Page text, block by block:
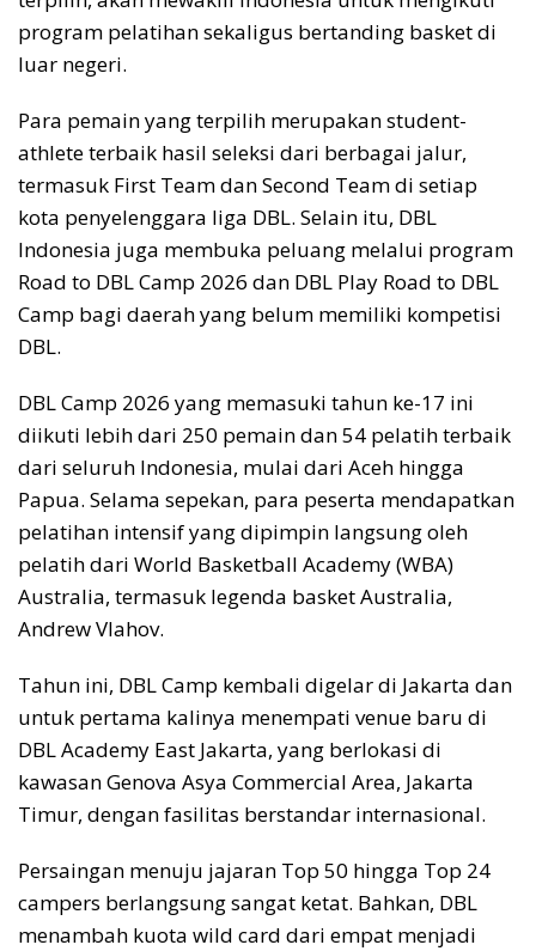
program pelatihan sekaligus bertanding basket di
luar negeri.
Para pemain yang terpilih merupakan student-
athlete terbaik hasil seleksi dari berbagai jalur,
termasuk First Team dan Second Team di setiap
kota penyelenggara liga DBL. Selain itu, DBL
Indonesia juga membuka peluang melalui program
Road to DBL Camp 2026 dan DBL Play Road to DBL
Camp bagi daerah yang belum memiliki kompetisi
DBL.
DBL Camp 2026 yang memasuki tahun ke-17 ini
diikuti lebih dari 250 pemain dan 54 pelatih terbaik
dari seluruh Indonesia, mulai dari Aceh hingga
Papua. Selama sepekan, para peserta mendapatkan
pelatihan intensif yang dipimpin langsung oleh
pelatih dari World Basketball Academy (WBA)
Australia, termasuk legenda basket Australia,
Andrew Vlahov.
Tahun ini, DBL Camp kembali digelar di Jakarta dan
untuk pertama kalinya menempati venue baru di
DBL Academy East Jakarta, yang berlokasi di
kawasan Genova Asya Commercial Area, Jakarta
Timur, dengan fasilitas berstandar internasional.
Persaingan menuju jajaran Top 50 hingga Top 24
campers berlangsung sangat ketat. Bahkan, DBL
menambah kuota wild card dari empat menjadi